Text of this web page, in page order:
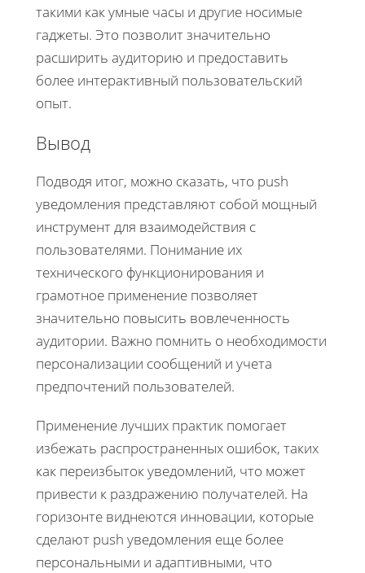
такими как умные часы и другие носимые
гаджеты. Это позволит значительно
расширить аудиторию и предоставить
более интерактивный пользовательский
опыт.
Вывод
Подводя итог, можно сказать, что push
уведомления представляют собой мощный
инструмент для взаимодействия с
пользователями. Понимание их
технического функционирования и
грамотное применение позволяет
значительно повысить вовлеченность
аудитории. Важно помнить о необходимости
персонализации сообщений и учета
предпочтений пользователей.
Применение лучших практик помогает
избежать распространенных ошибок, таких
как переизбыток уведомлений, что может
привести к раздражению получателей. На
горизонте виднеются инновации, которые
сделают push уведомления еще более
персональными и адаптивными, что